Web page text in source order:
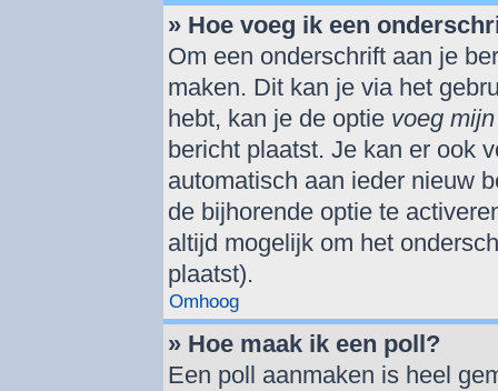
» Hoe voeg ik een
Om een onderschrift aan je
maken. Dit kan je via het
hebt, kan je de optie voeg
bericht plaatst. Je kan er ook
automatisch aan ieder nieuw
de bijhorende optie te
altijd mogelijk om het
plaatst).
Omhoog
» Hoe maak ik een poll?
Een poll aanmaken is heel